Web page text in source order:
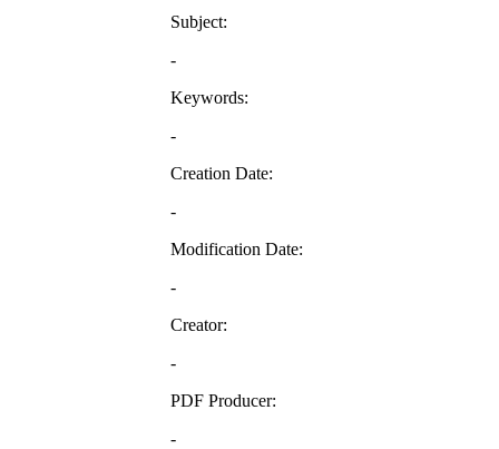
Subject:
-
Keywords:
-
Creation Date:
-
Modification Date:
-
Creator:
-
PDF Producer:
-